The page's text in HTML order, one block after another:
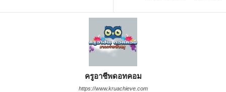
ครูอาชีพดอทคอม
https://www.kruachieve.com